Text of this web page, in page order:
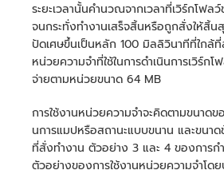
ระยะเวลานั้นคำนวณจากเวลาที่เวิร์กโฟล
จนกระทั่งทำงานเสร็จสิ้นหรือถูกสั่งให้สิ้น
ปัดเศษขึ้นเป็นหลัก 100 มิลลิวินาทีที่ใกล้
หน่วยความจำที่ใช้ในการดำเนินการเวิร์ก
จ่ายตามหน่วยขนาด 64 MB
การใช้งานหน่วยความจำจะคิดตามขนาดข
นการแมปหรือสถานะแบบขนาน และขนา
ที่สั่งทำงาน ตัวอย่าง 3 และ 4 ของการก
ตัวอย่างของการใช้งานหน่วยความจำโด